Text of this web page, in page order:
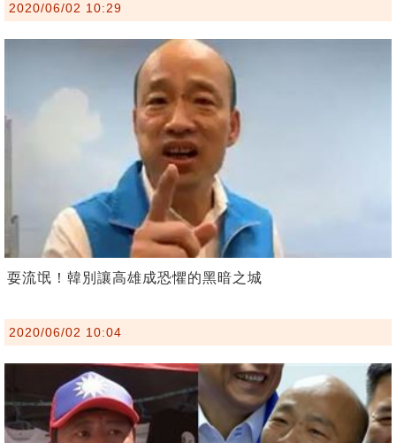
2020/06/02 10:29
耍流氓！韓別讓高雄成恐懼的黑暗之城
2020/06/02 10:04